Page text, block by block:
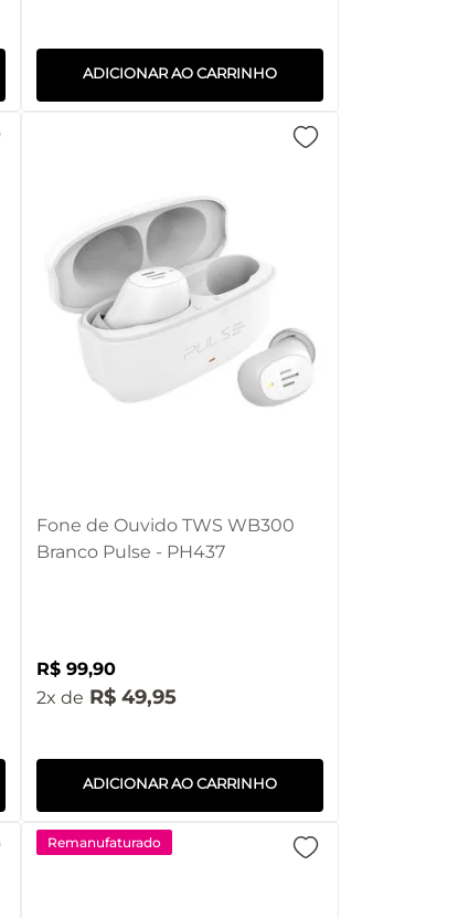
ADICIONAR AO CARRINHO
Fone de Ouvido TWS WB300
Branco Pulse - PH437
R$ 99,90
2
R$ 49,95
ADICIONAR AO CARRINHO
Remanufaturado